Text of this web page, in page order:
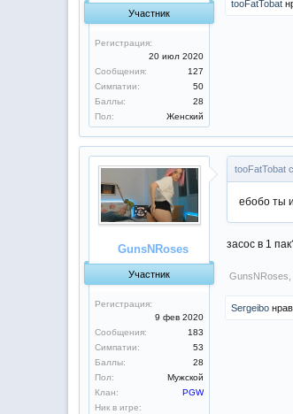
Участник
Регистрация:
20 июл 2020
Сообщения:
127
Симпатии:
50
Баллы:
28
Пол:
Женский
tooFatTobat
GunsNRoses
Участник
Регистрация:
9 фев 2020
Сообщения:
183
Симпатии:
53
Баллы:
28
Пол:
Мужской
Клан:
PGW
Ник в игре:
tooFatTobat
ебобо ты
засос в 1
GunsNRoses
Sergeibo